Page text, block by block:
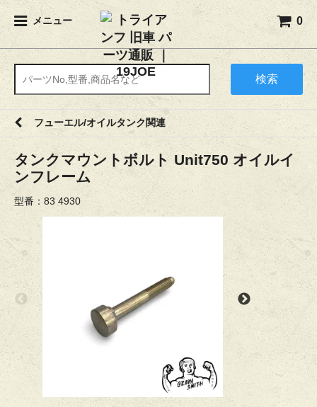
メニュー 0
検索
フューエル/オイルタンク関連
タンクマウントボルト Unit750 オイルイ
ンフレーム
型番：83 4930